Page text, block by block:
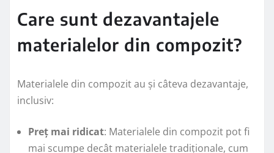
Care sunt dezavantajele
materialelor din compozit?
Materialele din compozit au și câteva dezavantaje,
inclusiv:
Preț mai ridicat: Materialele din compozit pot fi
mai scumpe decât materialele tradiționale, cum